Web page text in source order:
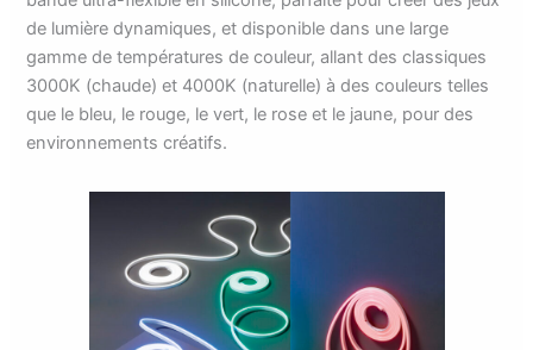
de lumière dynamiques, et disponible dans une large
gamme de températures de couleur, allant des classiques
3000K (chaude) et 4000K (naturelle) à des couleurs telles
que le bleu, le rouge, le vert, le rose et le jaune, pour des
environnements créatifs.